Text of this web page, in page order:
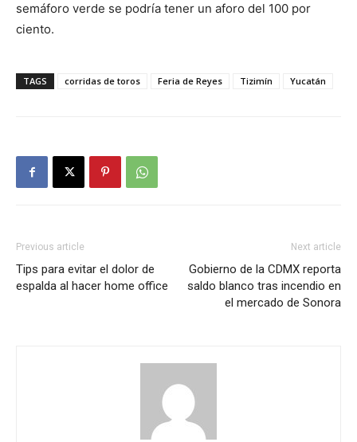
semáforo verde se podría tener un aforo del 100 por
ciento.
TAGS corridas de toros Feria de Reyes Tizimín Yucatán
Previous article
Tips para evitar el dolor de
espalda al hacer home office
Next article
Gobierno de la CDMX reporta
saldo blanco tras incendio en
el mercado de Sonora